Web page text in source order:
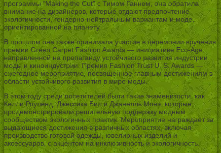
программы “Making the Cut” с Тимом Ганном, она обратила
внимание на дизайнеров, которые отдают предпочтение
экологичности, гендерно-нейтральным вариантам и моде,
ориентированной на планету.
В прошлом она также принимала участие в церемонии вручения
премии Green Carpet Fashion Awards — инициативе Eco-Age,
направленной на пропаганду устойчивого развития индустрии
моды и киноиндустрии. Премия Fashion Trust U. S. Awards —
ежегодное мероприятие, посвященное главным достижениям в
области устойчивого развития в мире моды.
В этом году среди посетителей были такие знаменитости, как
Келли Роуленд, Джессика Бил и Джанелль Монэ, которые
продемонстрировали решительную поддержку модным
сообществом экологичных практик. Мероприятие награждает за
выдающиеся достижения в различных областях, включая
производство готовой одежды, ювелирных изделий и
аксессуаров, с акцентом на инклюзивность и экологичность.